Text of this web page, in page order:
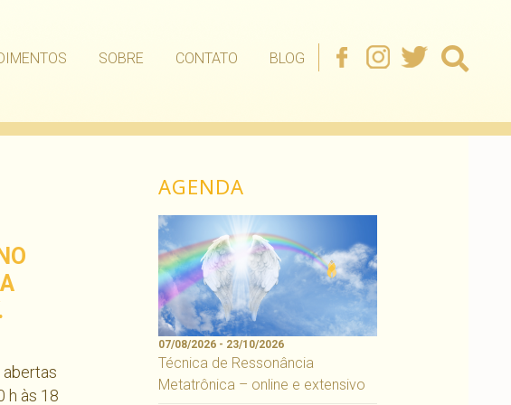
SOBRE CONTATO BLOG
h às 18
AGENDA
07/08/2026 - 23/10/2026
Técnica de Ressonância
Metatrônica – online e extensivo